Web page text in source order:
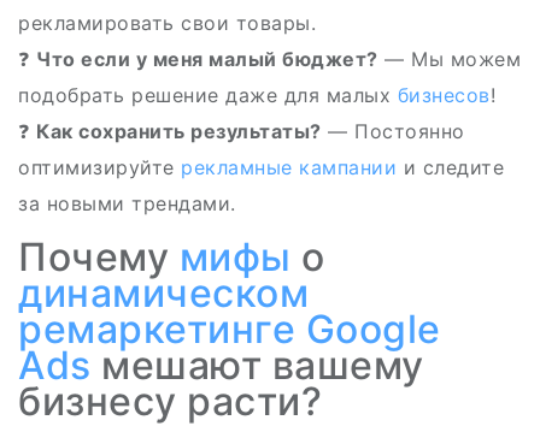
рекламировать свои товары.
❓ Что если у меня малый бюджет? — Мы можем
подобрать решение даже для малых бизнесов!
❓ Как сохранить результаты? — Постоянно
оптимизируйте рекламные кампании и следите
за новыми трендами.
Почему мифы о
динамическом
ремаркетинге Google
Ads мешают вашему
бизнесу расти?